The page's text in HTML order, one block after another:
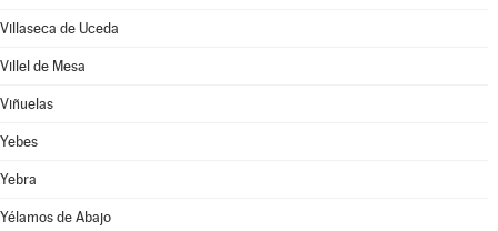
Villaseca de Uceda
Villel de Mesa
Viñuelas
Yebes
Yebra
Yélamos de Abajo